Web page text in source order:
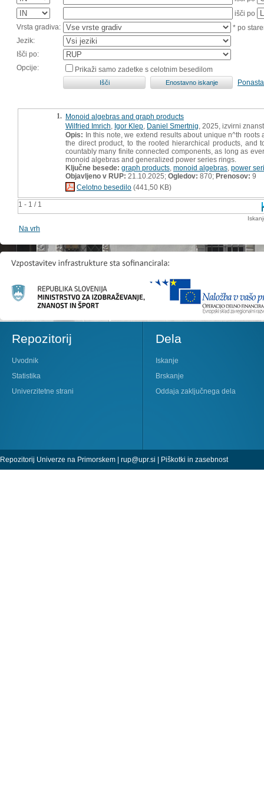
išči po
Vrsta gradiva:
* po
Jezik:
Išči po:
Opcije:
Prikaži samo zadetke s celotnim besedilom
1 - 1 / 1
1. Monoid algebras and graph products
Wilfried Imrich Igor Klep Daniel Smertnig , 2025, izvirni
Opis: In this note, we extend results about unique n^th
the direct product, to the rooted hierarchical products,
countably many finite connected components, as long as
monoid algebras and generalized power series rings.
Ključne besede: graph products monoid algebras power
Objavljeno v RUP: 21.10.2025; Ogledov: 870; Prenosov: 9
Celotno besedilo (441,50 KB)
Na vrh
Repozitorij
Uvodnik
Statistika
Univerzitetne strani
Dela
Iskanje
Brskanje
Oddaja zaključnega dela
Repozitorij Univerze na Primorskem | rup@upr.si | Piškotki in zasebnost